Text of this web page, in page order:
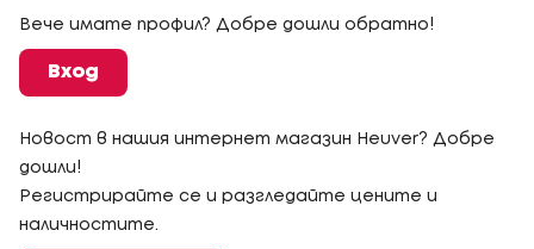
Вече имате профил? Добре дошли обратно!
Вход
Новост в нашия интернет магазин Heuver? Добре
дошли!
Регистрирайте се и разгледайте цените и
наличностите.